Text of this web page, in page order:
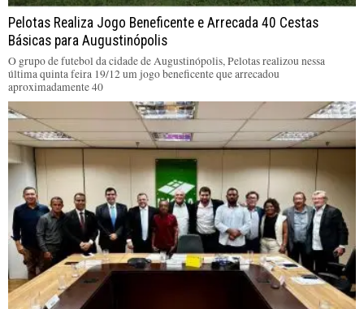
Pelotas Realiza Jogo Beneficente e Arrecada 40 Cestas
Básicas para Augustinópolis
O grupo de futebol da cidade de Augustinópolis, Pelotas realizou nessa
última quinta feira 19/12 um jogo beneficente que arrecadou
aproximadamente 40